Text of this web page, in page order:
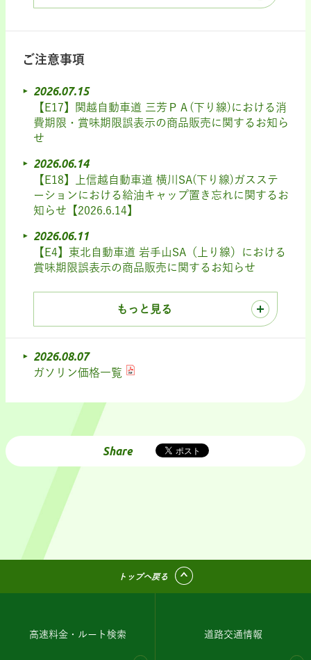
ご注意事項
2026.07.15
【E17】関越自動車道 三芳ＰＡ(下り線)における消
費期限・賞味期限誤表示の商品販売に関するお知ら
せ
2026.06.14
【E18】上信越自動車道 横川SA(下り線)ガスステ
ーションにおける給油キャップ置き忘れに関するお
知らせ【2026.6.14】
2026.06.11
【E4】東北自動車道 岩手山SA（上り線）における
賞味期限誤表示の商品販売に関するお知らせ
もっと見る
2026.08.07
ガソリン価格一覧
Share
トップへ戻る
高速料金・ルート検索 道路交通情報